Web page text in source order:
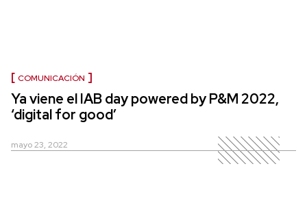
COMUNICACIÓN
Ya viene el IAB day powered by P&M 2022,
‘digital for good’
mayo 23, 2022